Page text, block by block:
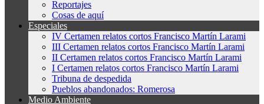
Reportajes
Cosas de aquí
Especiales
IV Certamen relatos cortos Francisco Martín Larami
III Certamen relatos cortos Francisco Martín Larami
II Certamen relatos cortos Francisco Martín Larami
I Certamen relatos cortos Francisco Martín Larami
Tribuna de despedida
Pueblos abandonados: Romerosa
Medio Ambiente